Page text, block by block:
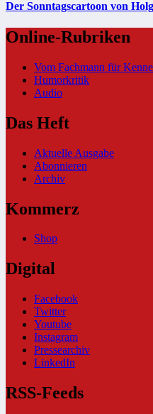
Der Sonntagscartoon von
Online-Rubriken
Vom Fachmann für
Humorkritik
Audio
Das Heft
Aktuelle Ausgabe
Abonnieren
Archiv
Kommerz
Shop
Digital
Facebook
Twitter
Youtube
Instagram
Pressearchiv
LinkedIn
RSS-Feeds